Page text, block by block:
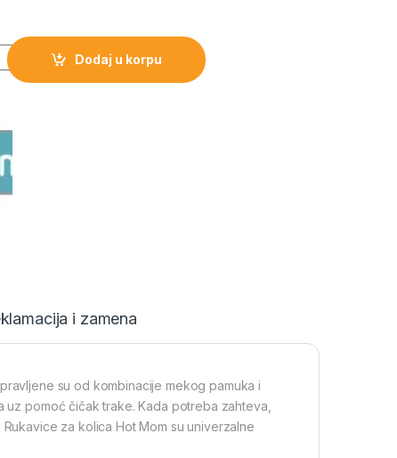
Mom količina
Dodaj u korpu
i zamena
su od kombinacije mekog pamuka i
pomoć čičak trake. Kada potreba zahteva,
za kolica Hot Mom su univerzalne